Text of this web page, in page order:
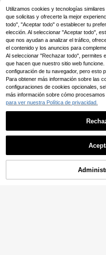
esivas de escritorio, accesorio orga
nizador de escritorio de oficina, tabl
ero de visualización de recordatorio
s de mensajes, decoración de espa
cio de trabajo de oficina en casa un
isex
2,68€
Utilizamos cookies y tecnologías
que solicitas y ofrecerte la mejor
todo", "Aceptar todo" o establecer tu
elección. Al seleccionar "Aceptar todo",
que nos ayudan a analizar el tráfico,
el contenido y los anuncios para
Al seleccionar "Rechazar todo", permites
que hacen que nuestro sitio web
configuración de tu navegador, pero esto
Para obtener más información sobre las
configuraciones de cookies opcionales,
más información sobre cómo
para ver nuestra Política de privacidad.